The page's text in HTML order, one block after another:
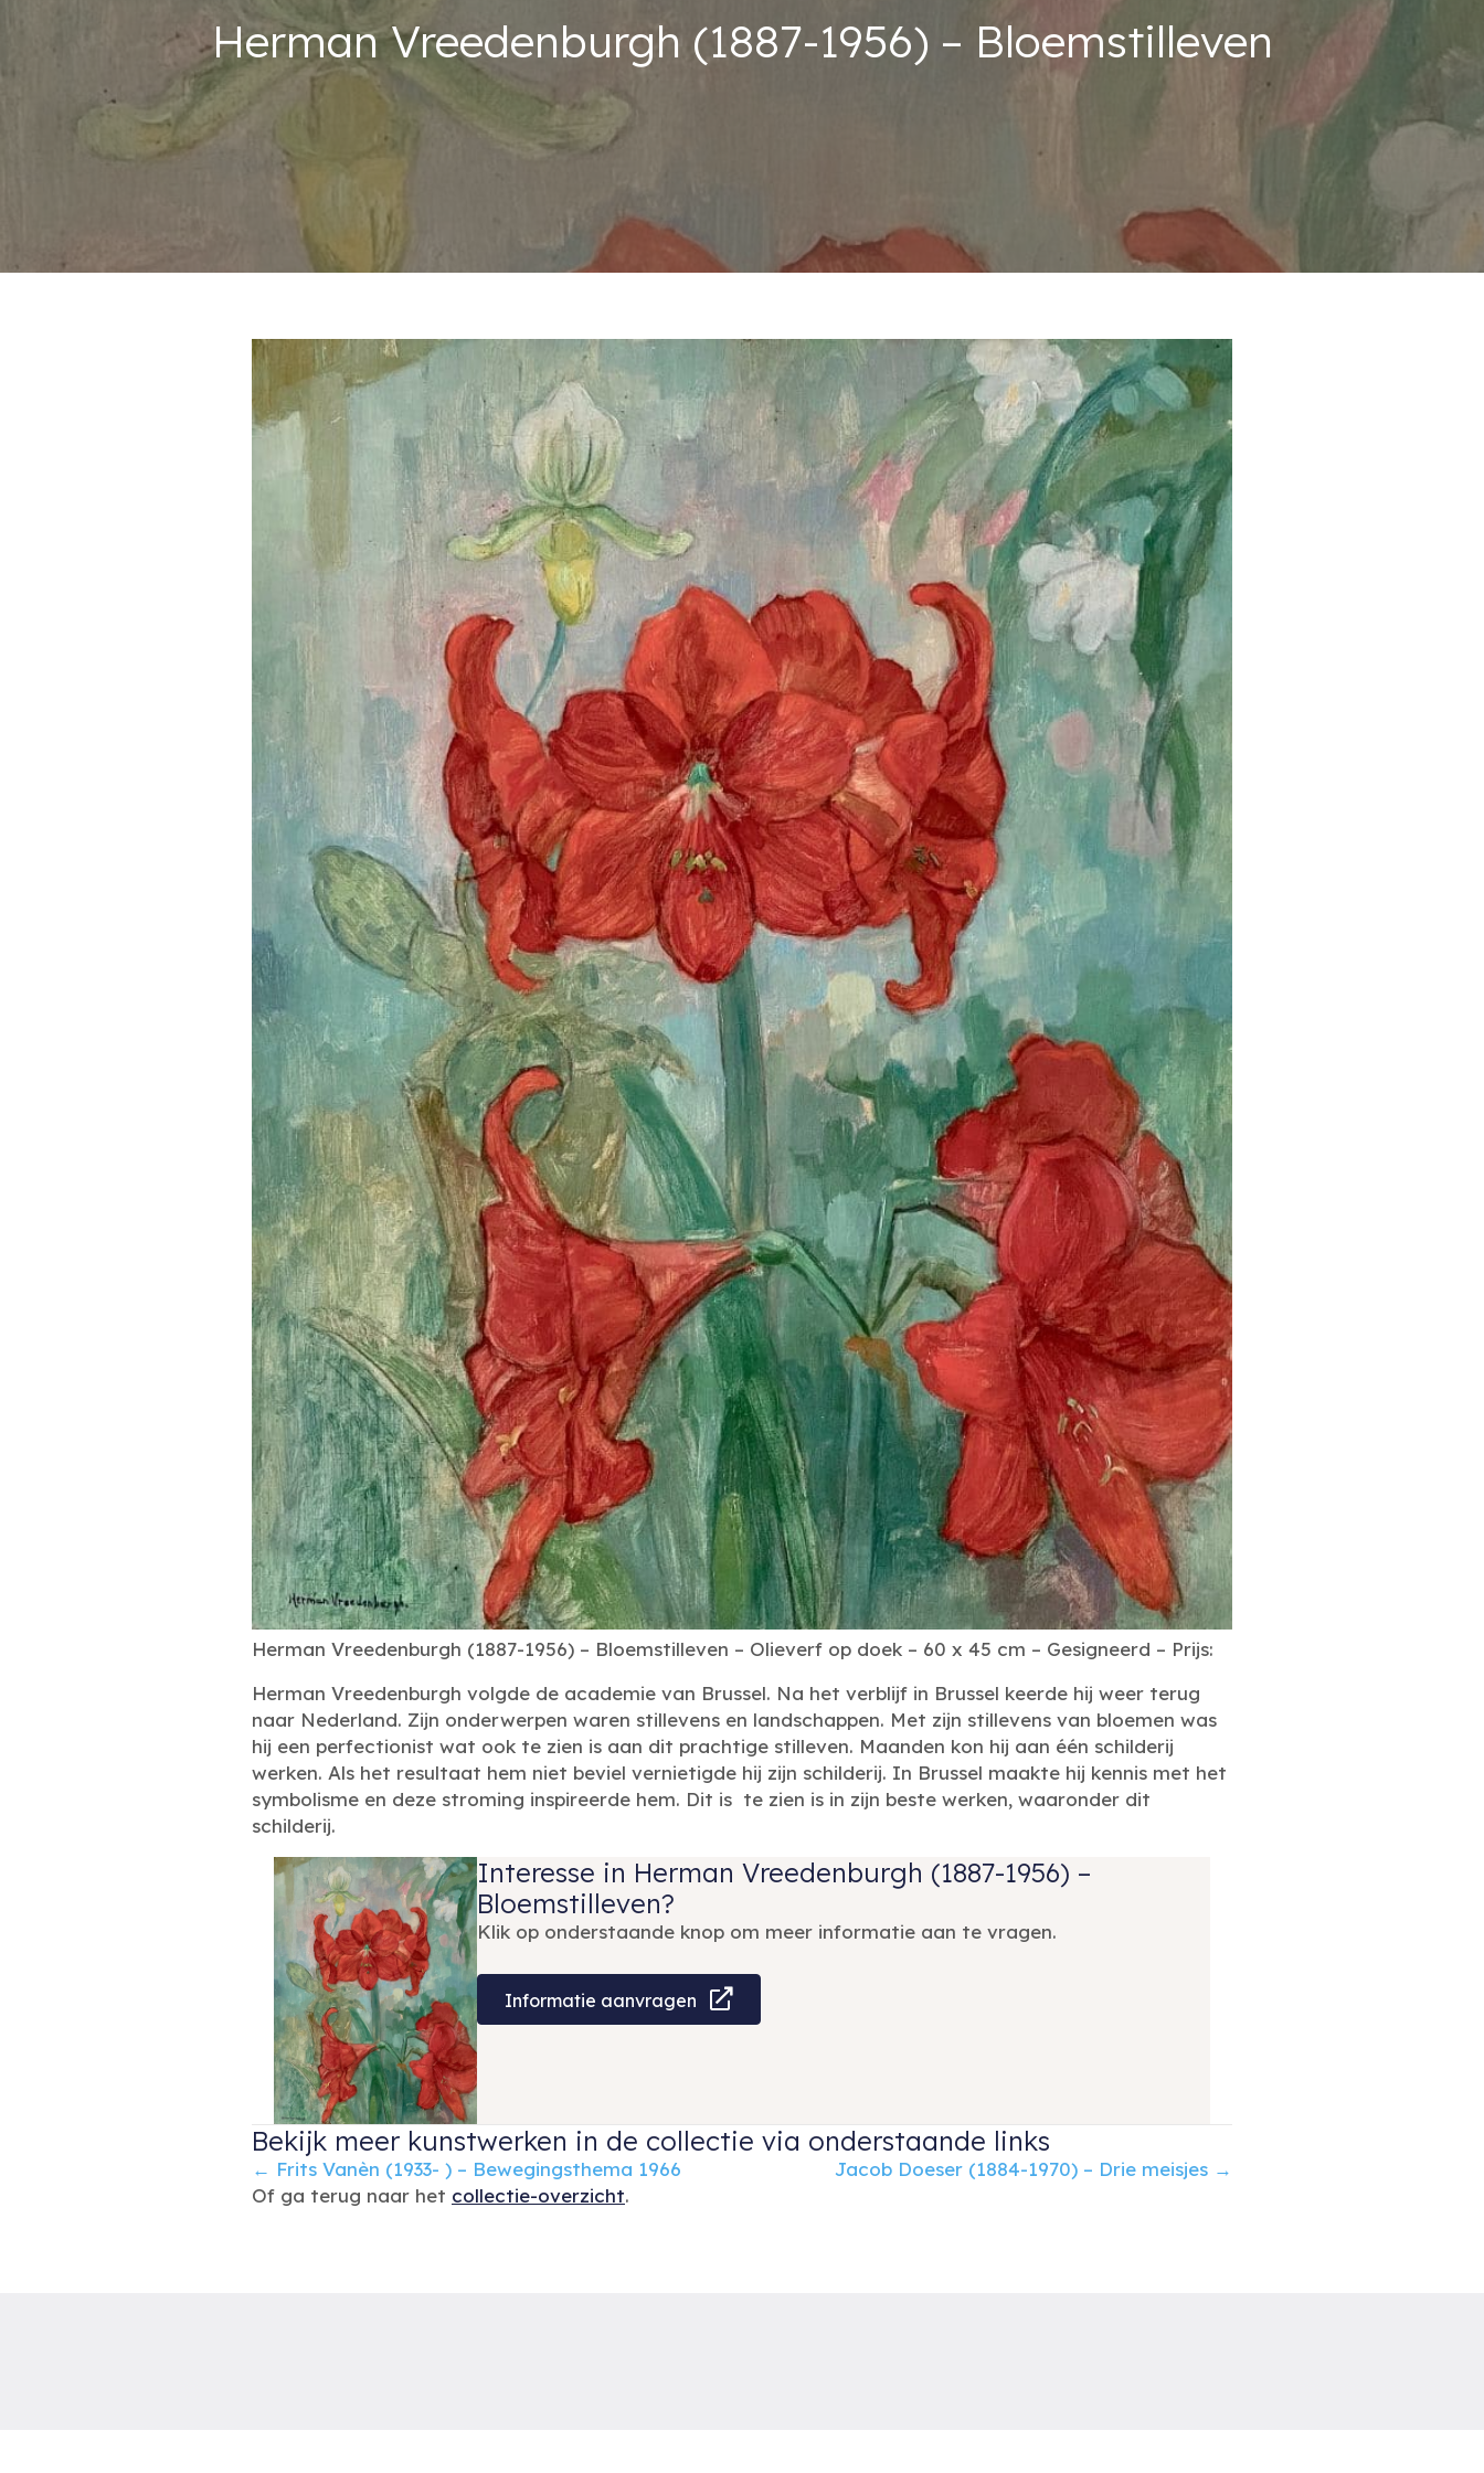
Herman Vreedenburgh (1887-1956) – Bloemstilleven
Herman Vreedenburgh (1887-1956) – Bloemstilleven – Olieverf op doek – 60 x 45 cm – Gesigneerd – Prijs:
Herman Vreedenburgh volgde de academie van Brussel. Na het verblijf in Brussel keerde hij weer terug
naar Nederland. Zijn onderwerpen waren stillevens en landschappen. Met zijn stillevens van bloemen was
hij een perfectionist wat ook te zien is aan dit prachtige stilleven. Maanden kon hij aan één schilderij
werken. Als het resultaat hem niet beviel vernietigde hij zijn schilderij. In Brussel maakte hij kennis met het
symbolisme en deze stroming inspireerde hem. Dit is te zien is in zijn beste werken, waaronder dit
schilderij.
Interesse in Herman Vreedenburgh (1887-1956) –
Bloemstilleven?
Klik op onderstaande knop om meer informatie aan te vragen.
Informatie aanvragen
Bekijk meer kunstwerken in de collectie via onderstaande links
Posts
← Frits Vanèn (1933- ) – Bewegingsthema 1966
Jacob Doeser (1884-1970) – Drie meisjes →
Of ga terug naar het collectie-overzicht.